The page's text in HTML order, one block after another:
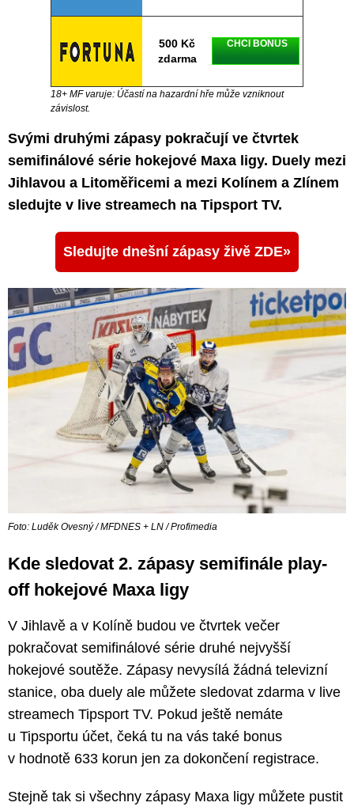
500 Kč
zdarma
CHCI BONUS
18+ MF varuje: Účastí na hazardní hře může vzniknout
závislost.
Svými druhými zápasy pokračují ve čtvrtek
semifinálové série hokejové Maxa ligy. Duely mezi
Jihlavou a Litoměřicemi a mezi Kolínem a Zlínem
sledujte v live streamech na Tipsport TV.
Sledujte dnešní zápasy živě ZDE
Foto: Luděk Ovesný / MFDNES + LN / Profimedia
Kde sledovat 2. zápasy semifinále play-
off hokejové Maxa ligy
V Jihlavě a v Kolíně budou ve čtvrtek večer
pokračovat semifinálové série druhé nejvyšší
hokejové soutěže. Zápasy nevysílá žádná televizní
stanice, oba duely ale můžete sledovat zdarma v live
streamech Tipsport TV. Pokud ještě nemáte
u Tipsportu účet, čeká tu na vás také bonus
v hodnotě 633 korun jen za dokončení registrace.
Stejně tak si všechny zápasy Maxa ligy můžete pustit